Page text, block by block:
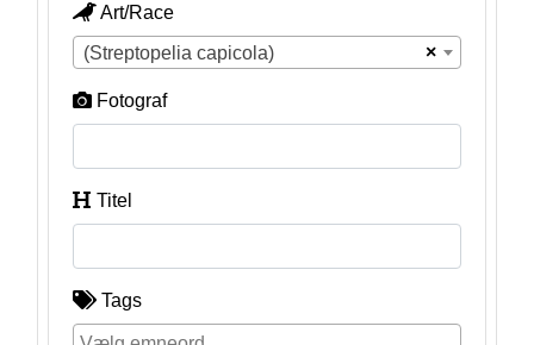
Art/Race
×
(Streptopelia capicola)
Fotograf
Titel
Tags